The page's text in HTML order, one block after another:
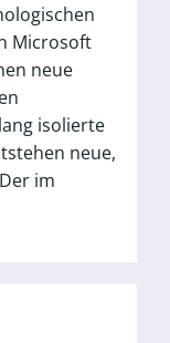
Microsoft
neue
isolierte
neue,
im